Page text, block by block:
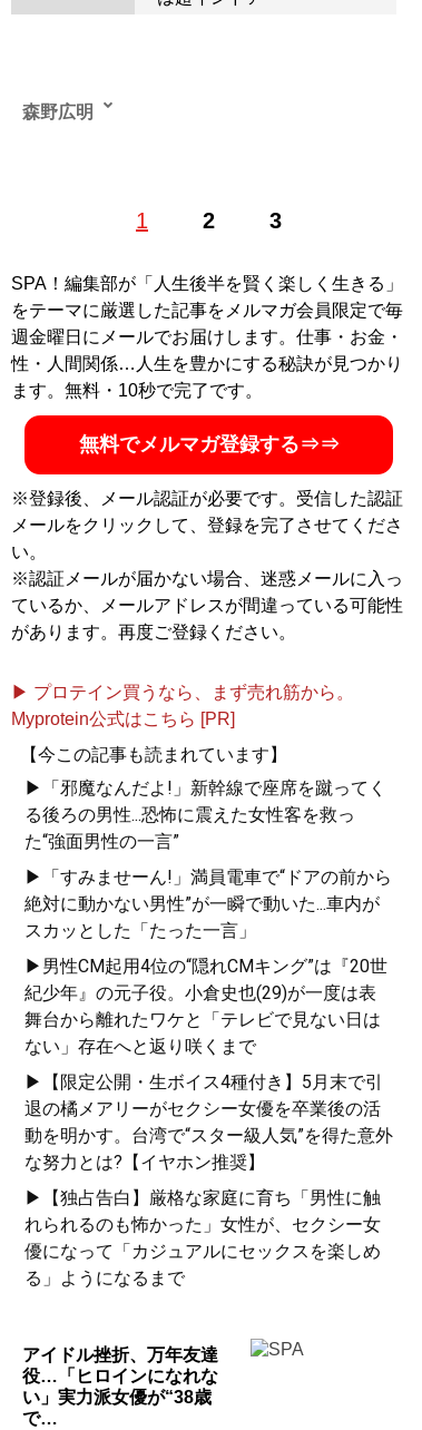
1 2 3
森野広明
SPA！編集部が「人生後半を賢く楽しく生きる」
をテーマに厳選した記事をメルマガ会員限定で毎
週金曜日にメールでお届けします。仕事・お金・
性・人間関係…人生を豊かにする秘訣が見つかり
ます。無料・10秒で完了です。
無料でメルマガ登録する⇒⇒
※登録後、メール認証が必要です。受信した認証
メールをクリックして、登録を完了させてくださ
い。
※認証メールが届かない場合、迷惑メールに入っ
ているか、メールアドレスが間違っている可能性
があります。再度ご登録ください。
▶ プロテイン買うなら、まず売れ筋から。
Myprotein公式はこちら [PR]
【今この記事も読まれています】
▶「邪魔なんだよ!」新幹線で座席を蹴ってく
る後ろの男性...恐怖に震えた女性客を救っ
た“強面男性の一言”
▶「すみませーん!」満員電車で“ドアの前から
絶対に動かない男性”が一瞬で動いた...車内が
スカッとした「たった一言」
▶男性CM起用4位の“隠れCMキング”は『20世
紀少年』の元子役。小倉史也(29)が一度は表
舞台から離れたワケと「テレビで見ない日は
ない」存在へと返り咲くまで
▶【限定公開・生ボイス4種付き】5月末で引
退の橘メアリーがセクシー女優を卒業後の活
動を明かす。台湾で“スター級人気”を得た意外
な努力とは?【イヤホン推奨】
▶【独占告白】厳格な家庭に育ち「男性に触
れられるのも怖かった」女性が、セクシー女
優になって「カジュアルにセックスを楽しめ
る」ようになるまで
アイドル挫折、万年友達
役…「ヒロインになれな
い」実力派女優が“38歳
で…